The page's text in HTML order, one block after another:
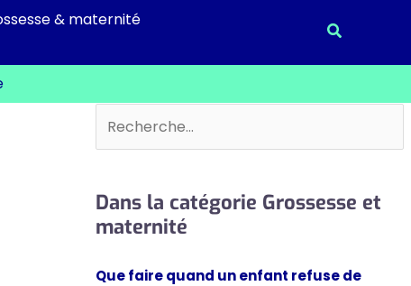
& maternité
Rechercher
Dans la catégorie Grossesse et
maternité
Que faire quand un enfant refuse de